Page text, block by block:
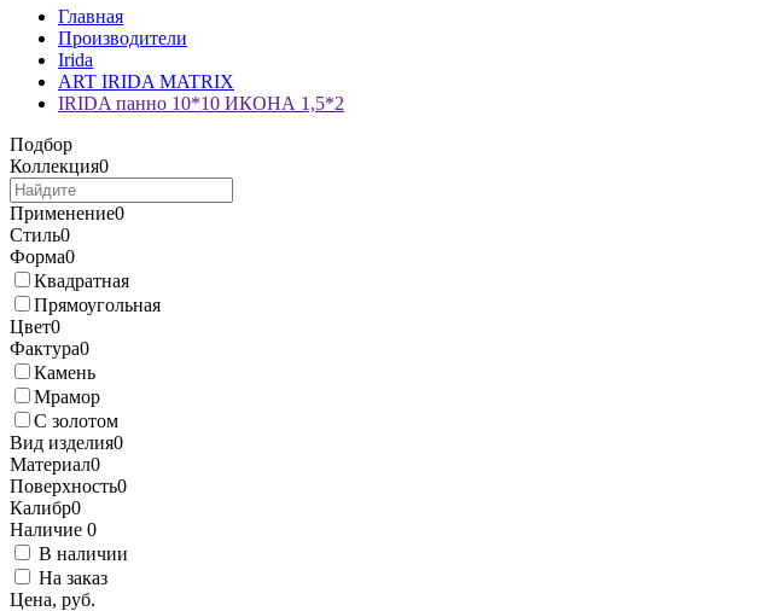
Главная
Производители
Irida
ART IRIDA MATRIX
IRIDA панно 10*10 ИКОНА 1,5*2
Подбор
Коллекция0
Применение0
Стиль0
Форма0
Квадратная
Прямоугольная
Цвет0
Фактура0
Камень
Мрамор
С золотом
Вид изделия0
Материал0
Поверхность0
Калибр0
Наличие 0
В наличии
На заказ
Цена, руб.